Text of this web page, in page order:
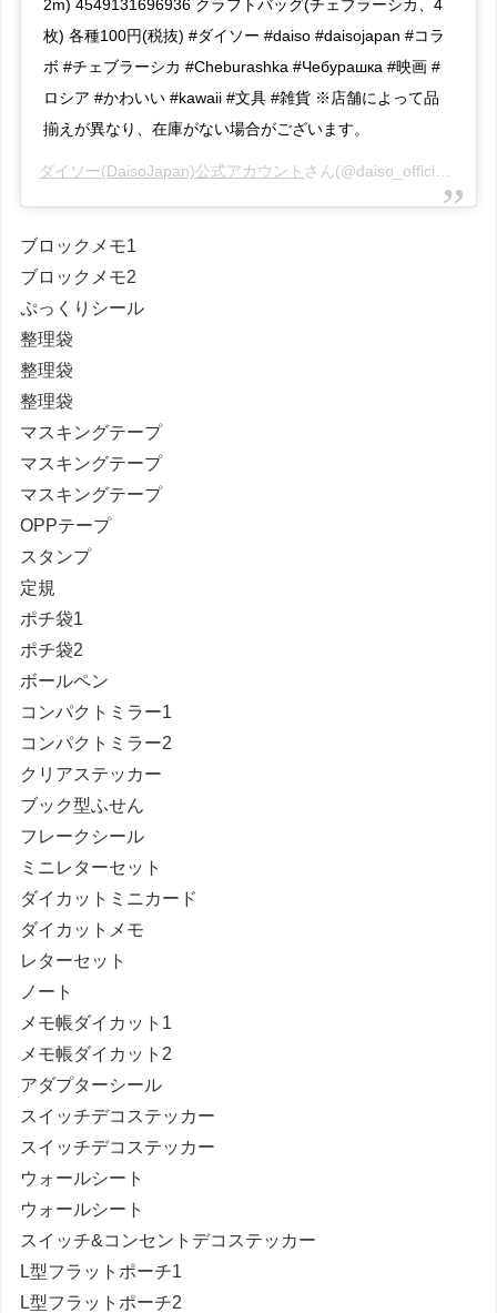
2m) 4549131696936 クラフトバッグ(チェブラーシカ、4
枚) 各種100円(税抜) #ダイソー #daiso #daisojapan #コラ
ボ #チェブラーシカ #Cheburashka #Чебурашка #映画 #
ロシア #かわいい #kawaii #文具 #雑貨 ※店舗によって品
揃えが異なり、在庫がない場合がございます。
ダイソー(DaisoJapan)公式アカウント さん(@daiso_official)がシェアした投稿 –
ブロックメモ1
ブロックメモ2
ぷっくりシール
整理袋
整理袋
整理袋
マスキングテープ
マスキングテープ
マスキングテープ
OPPテープ
スタンプ
定規
ポチ袋1
ポチ袋2
ボールペン
コンパクトミラー1
コンパクトミラー2
クリアステッカー
ブック型ふせん
フレークシール
ミニレターセット
ダイカットミニカード
ダイカットメモ
レターセット
ノート
メモ帳ダイカット1
メモ帳ダイカット2
アダプターシール
スイッチデコステッカー
スイッチデコステッカー
ウォールシート
ウォールシート
スイッチ&コンセントデコステッカー
L型フラットポーチ1
L型フラットポーチ2